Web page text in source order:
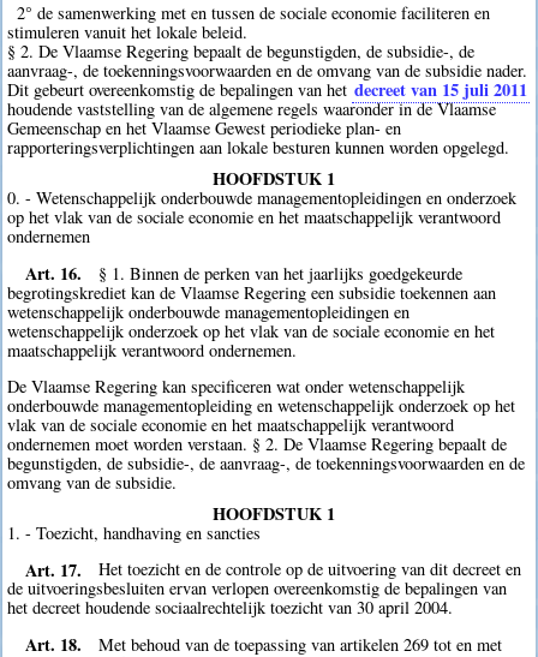
2° de samenwerking met en tussen de sociale economie faciliteren en
stimuleren vanuit het lokale beleid.
§ 2. De Vlaamse Regering bepaalt de begunstigden, de subsidie-, de
aanvraag-, de toekenningsvoorwaarden en de omvang van de subsidie nader.
Dit gebeurt overeenkomstig de bepalingen van het decreet van 15 juli 2011
houdende vaststelling van de algemene regels waaronder in de Vlaamse
Gemeenschap en het Vlaamse Gewest periodieke plan- en
rapporteringsverplichtingen aan lokale besturen kunnen worden opgelegd.
HOOFDSTUK 1
0. - Wetenschappelijk onderbouwde managementopleidingen en onderzoek
op het vlak van de sociale economie en het maatschappelijk verantwoord
ondernemen
Art. 16.
§ 1. Binnen de perken van het jaarlijks goedgekeurde
begrotingskrediet kan de Vlaamse Regering een subsidie toekennen aan
wetenschappelijk onderbouwde managementopleidingen en
wetenschappelijk onderzoek op het vlak van de sociale economie en het
maatschappelijk verantwoord ondernemen.
De Vlaamse Regering kan specificeren wat onder wetenschappelijk
onderbouwde managementopleiding en wetenschappelijk onderzoek op het
vlak van de sociale economie en het maatschappelijk verantwoord
ondernemen moet worden verstaan. § 2. De Vlaamse Regering bepaalt de
begunstigden, de subsidie-, de aanvraag-, de toekenningsvoorwaarden en de
omvang van de subsidie.
HOOFDSTUK 1
1. - Toezicht, handhaving en sancties
Art. 17.
Het toezicht en de controle op de uitvoering van dit decreet en
de uitvoeringsbesluiten ervan verlopen overeenkomstig de bepalingen van
het decreet houdende sociaalrechtelijk toezicht van 30 april 2004.
Art. 18.
Met behoud van de toepassing van artikelen 269 tot en met